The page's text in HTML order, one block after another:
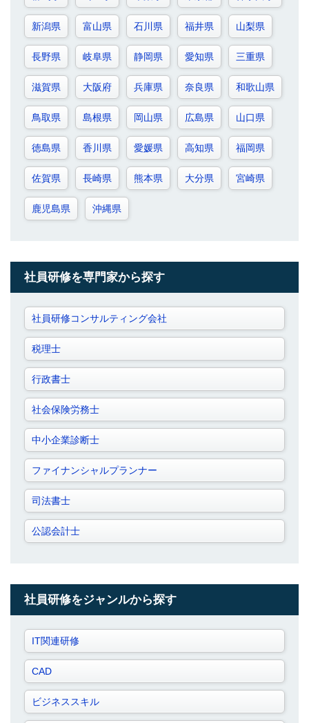
新潟県 富山県 石川県 福井県 山梨県
長野県 岐阜県 静岡県 愛知県 三重県
滋賀県 大阪府 兵庫県 奈良県 和歌山県
鳥取県 島根県 岡山県 広島県 山口県
徳島県 香川県 愛媛県 高知県 福岡県
佐賀県 長崎県 熊本県 大分県 宮崎県
鹿児島県 沖縄県
社員研修を専門家から探す
社員研修コンサルティング会社
税理士
行政書士
社会保険労務士
中小企業診断士
ファイナンシャルプランナー
司法書士
公認会計士
社員研修をジャンルから探す
IT関連研修
CAD
ビジネススキル